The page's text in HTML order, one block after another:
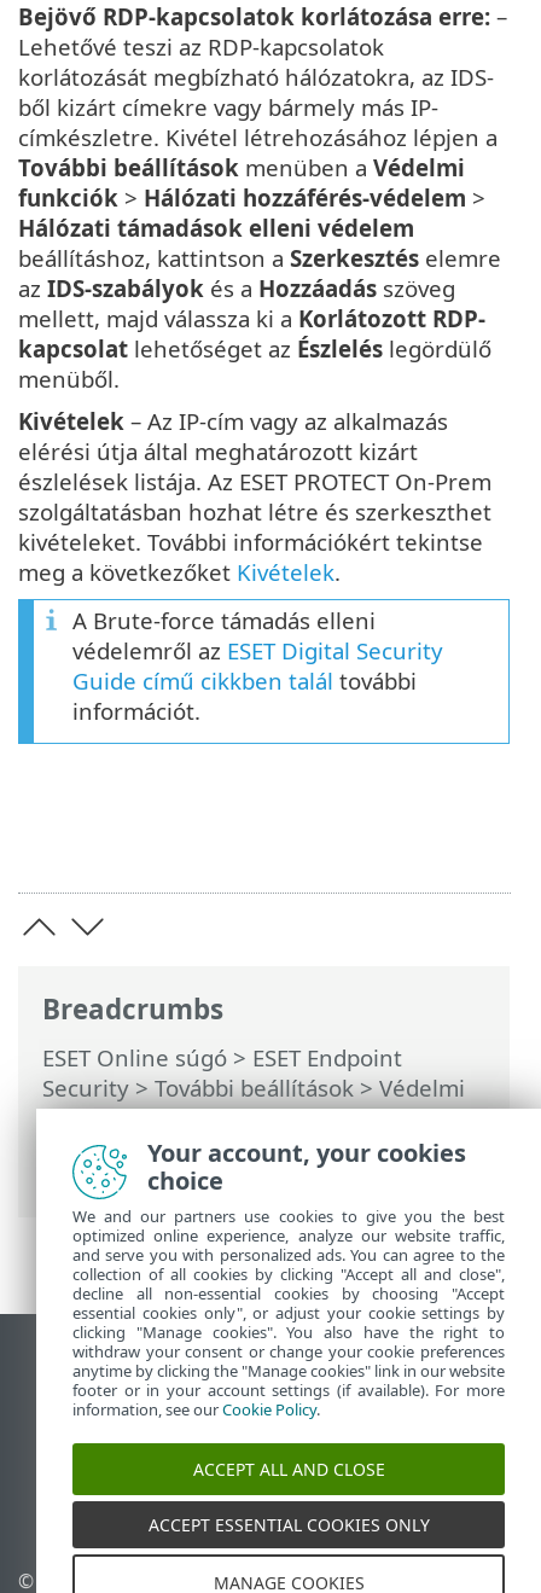
Breadcrumbs
ESET Online súgó > ESET Endpoint
Security>További beállítások>Védelmi
funkciók>Hálózati hozzáférés-védelem>
Hálózati támadások elleni védelem (IDS)
> Brute-force támadás elleni védelem
Bejövő RDP-kapcsolatok korlátozása erre: –
Lehetővé teszi az RDP-kapcsolatok
korlátozását megbízható hálózatokra, az IDS-
ből kizárt címekre vagy bármely más IP-
címkészletre. Kivétel létrehozásához lépjen a
További beállítások menüben a Védelmi
funkciók > Hálózati hozzáférés-védelem >
Hálózati támadások elleni védelem
beállításhoz, kattintson a Szerkesztés elemre
az IDS-szabályok és a Hozzáadás szöveg
mellett, majd válassza ki a Korlátozott RDP-
kapcsolat lehetőséget az Észlelés legördülő
menüből.
Kivételek – Az IP-cím vagy az alkalmazás
elérési útja által meghatározott kizárt
észlelések listája. Az ESET PROTECT On-Prem
szolgáltatásban hozhat létre és szerkeszthet
kivételeket. További információkért tekintse
meg a következőket Kivételek.
A Brute-force támadás elleni
védelemről az ESET Digital Security
Guide című cikkben talál további
információt.
Asztali webhely megtekintése
End of Life
Az ESET tudásbázisa
ESET Fórum
ESET Status Portal
Regionális támogatás
© 1992 - 2026 ESET, spol. s
Your account, your cookies
choice
We and our partners use cookies to give you the best
optimized online experience, analyze our website traffic,
and serve you with personalized ads. You can agree to the
collection of all cookies by clicking "Accept all and close",
decline all non-essential cookies by choosing "Accept
essential cookies only", or adjust your cookie settings by
clicking "Manage cookies". You also have the right to
withdraw your consent or change your cookie preferences
anytime by clicking the "Manage cookies" link in our website
footer or in your account settings (if available). For more
information, see ourCookie Policy.
ACCEPT ALL AND CLOSE
ACCEPT ESSENTIAL COOKIES ONLY
MANAGE COOKIES